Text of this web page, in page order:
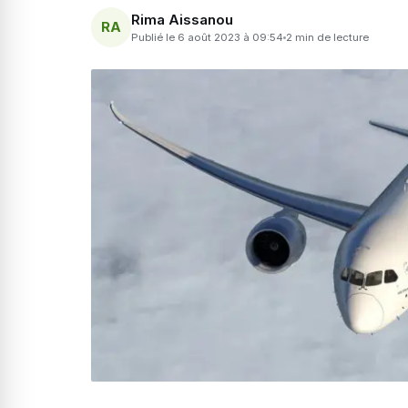
RA Rima Aissanou
Publié le 6 août 2023 à 09:54 2 min de lecture